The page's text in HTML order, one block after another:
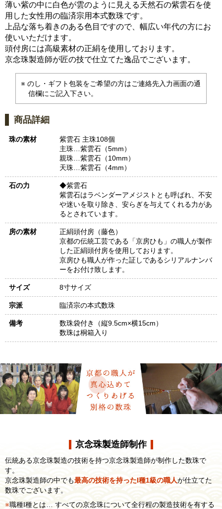
薄い紫の中に白色が雲のように見える天然石の紫雲石を使
用した女性用の臨済宗用本式数珠です。
上品な落ち着きのある色目ですので、幅広い年代の方にお
使いいただけます。
頭付房には高級素材の正絹を使用しております。
京念珠製造師が匠の技で仕立てた逸品でございます。
のし・ギフト包装をご希望の方はご連絡先入力画面の通
信欄にご記入下さい。
商品詳細
珠の素材
紫雲石 主珠108個
主珠…紫雲石（5mm）
親珠…紫雲石（10mm）
天珠…紫雲石（4mm）
石の力
◆紫雲石
紫雲石はラベンダーアメジストとも呼ばれ、不安
や迷いを取り除き、安らぎを与えてくれる力があ
るとされています。
房の素材
正絹頭付房（藤色）
京都の伝統工芸である「京房ひも」の職人が製作
した正絹頭付房を使用しております。
京房ひも職人が作った証しであるシリアルナンバ
ーをお付け致します。
サイズ 8寸サイズ
宗派 臨済宗の本式数珠
備考
数珠袋付き（縦9.5cm×横15cm）
数珠は桐箱入り
京念珠製造師制作
伝統ある京念珠製造の技術を持つ京念珠製造師が制作した数珠で
す。
京念珠製造師の中でも最高の技術を持ったI種1級の職人が仕立てた
数珠でございます。
職種I種とは… すべての京念珠について全行程の製造技術を有する